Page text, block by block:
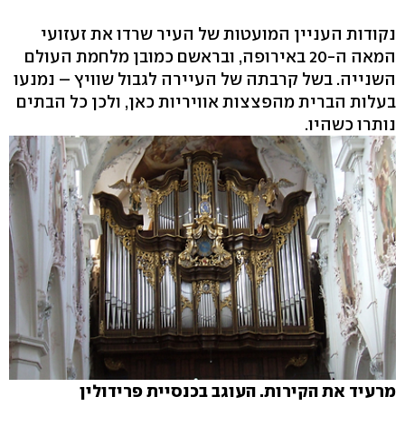
נקודות העניין המועטות של העיר שרדו את זעזועי
המאה ה-20 באירופה, ובראשם כמובן מלחמת העולם
השנייה. בשל קרבתה של העיירה לגבול שוויץ – נמנעו
בעלות הברית מהפצצות אוויריות כאן, ולכן כל הבתים
נותרו כשהיו.
מרעיד את הקירות. העוגב בכנסיית פרידולין